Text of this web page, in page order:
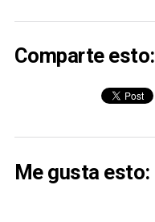
Comparte esto:
Me gusta esto: